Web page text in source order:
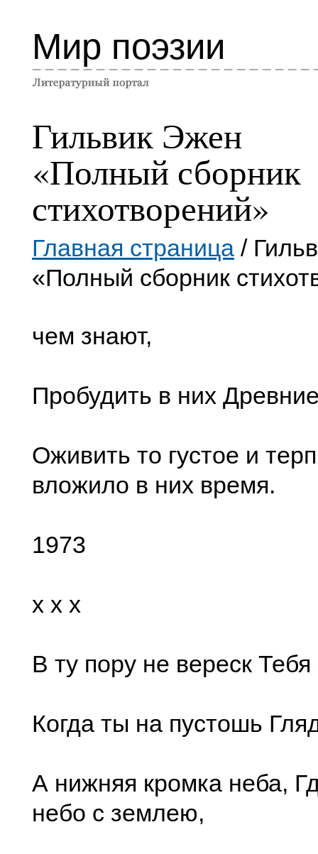
Мир поэзии
Гильвик Эжен
«Полный сборник
стихотворений»
Главная страница /
«Полный сборник
чем знают,
Пробудить в них
Оживить то густое и
вложило в них время.
1973
x x x
В ту пору не вереск
Когда ты на пустошь
А нижняя кромка неба,
небо с землею,